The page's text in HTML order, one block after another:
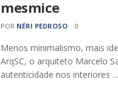
mesmice
POR NÉRI PEDROSO 0
Menos minimalismo, mais
ArqSC, o arquiteto Marcelo
autenticidade nos interiores ...